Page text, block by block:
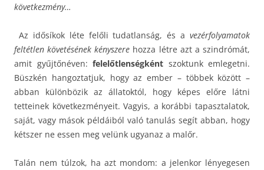
következmény…
Az idősíkok léte felőli tudatlanság, és a vezérfolyamatok
feltétlen követésének kényszere hozza létre azt a szindrómát,
amit gyűjtőnéven: felelőtlenségként szoktunk emlegetni.
Büszkén hangoztatjuk, hogy az ember – többek között –
abban különbözik az állatoktól, hogy képes előre látni
tetteinek következményeit. Vagyis, a korábbi tapasztalatok,
saját, vagy mások példáiból való tanulás segít abban, hogy
kétszer ne essen meg velünk ugyanaz a malőr.
Talán nem túlzok, ha azt mondom: a jelenkor lényegesen